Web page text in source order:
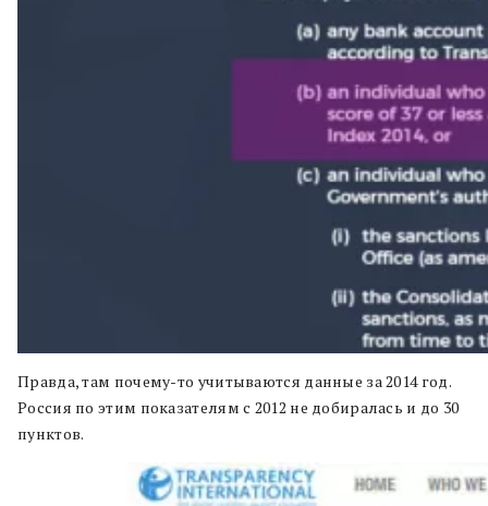
Правда, там почему-то учитываются данные за 2014 год.
Россия по этим показателям с 2012 не добиралась и до 30
пунктов.